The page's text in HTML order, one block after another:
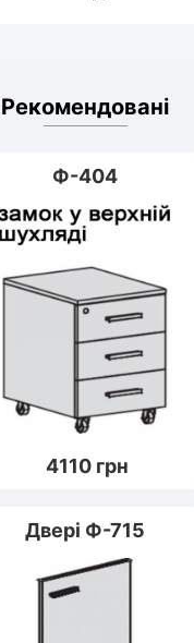
Рекомендовані
Ф-404
4110 грн
Двері Ф-715